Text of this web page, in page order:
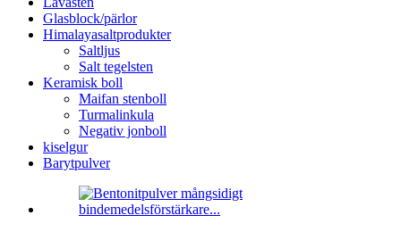
Glasblock/pärlor
Himalayasaltprodukter
Saltljus
Salt tegelsten
Keramisk boll
Maifan stenboll
Turmalinkula
Negativ jonboll
kiselgur
Barytpulver